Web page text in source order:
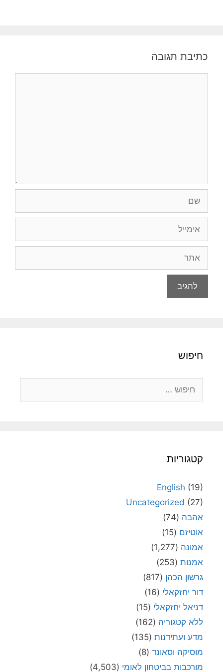
כתיבת תגובה
חיפוש
קטגוריות
English (19)
Uncategorized (27)
אהבה (74)
אוטיזם (15)
אמונה (1,277)
אמנות (253)
גרשון הכהן (817)
דור יחזקאלי (16)
דניאל יחזקאלי (15)
ללא קטגוריה (162)
מדע ועתידנות (135)
מוסיקה וסאונד (8)
מורכבות בביטחון לאומי (4,503)